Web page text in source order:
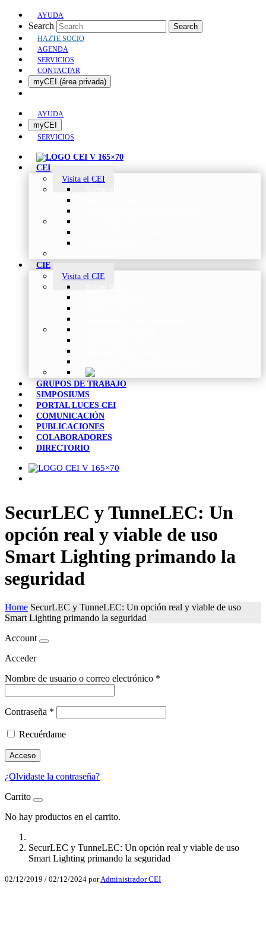
AYUDA
Search Search
HAZTE SOCIO
AGENDA
SERVICIOS
CONTACTAR
myCEI (área privada)
AYUDA
myCEI
SERVICIOS
CEI
Visita el CEI
CIE
Visita el CIE
GRUPOS DE TRABAJO
SIMPOSIUMS
PORTAL LUCES CEI
COMUNICACIÓN
PUBLICACIONES
COLABORADORES
DIRECTORIO
SecurLEC y TunneLEC: Un
opción real y viable de uso
Smart Lighting primando la
seguridad
Home SecurLEC y TunneLEC: Un opción real y viable de uso
Smart Lighting primando la seguridad
Account
Acceder
Nombre de usuario o correo electrónico *
Contraseña *
Recuérdame
Acceso
¿Olvidaste la contraseña?
Carrito
No hay productos en el carrito.
SecurLEC y TunneLEC: Un opción real y viable de uso
Smart Lighting primando la seguridad
02/12/2019 / 02/12/2024 porAdministrador CEI